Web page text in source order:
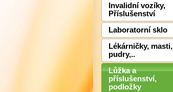
Invalidní vozíky,
Příslušenství
Laboratorní sklo
Lékárničky, masti,
pudry,..
Lůžka a
příslušenství,
podložky
Detail